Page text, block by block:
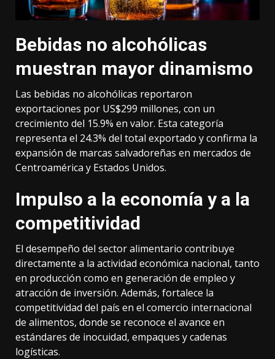
Bebidas no alcohólicas
muestran mayor dinamismo
Las bebidas no alcohólicas reportaron
exportaciones por US$299 millones, con un
crecimiento del 15.9% en valor. Esta categoría
representa el 24.3% del total exportado y confirma la
expansión de marcas salvadoreñas en mercados de
Centroamérica y Estados Unidos.
Impulso a la economía y a la
competitividad
El desempeño del sector alimentario contribuye
directamente a la actividad económica nacional, tanto
en producción como en generación de empleo y
atracción de inversión. Además, fortalece la
competitividad del país en el comercio internacional
de alimentos, donde se reconoce el avance en
estándares de inocuidad, empaques y cadenas
logísticas.